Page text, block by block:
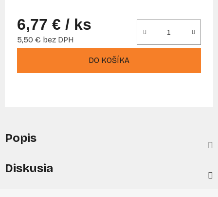
6,77 € / ks
5,50 € bez DPH
DO KOŠÍKA
Popis
Diskusia